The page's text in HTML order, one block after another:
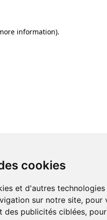
cookies
et d'autres
sur notre site, pour
des publicités ciblées,
information).